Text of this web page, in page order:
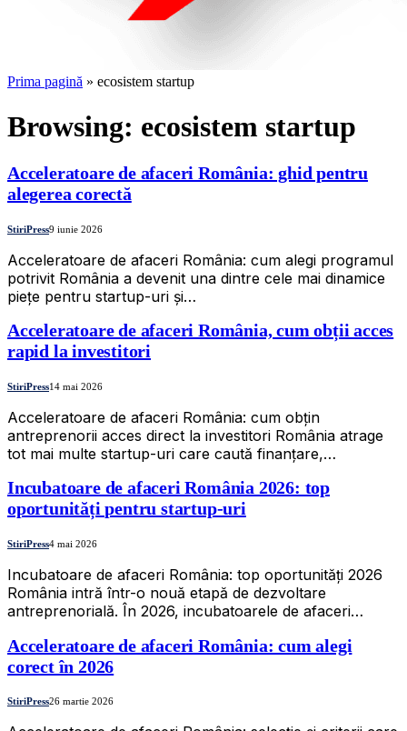
Prima pagină » ecosistem startup
Browsing: ecosistem startup
Acceleratoare de afaceri România: ghid pentru
alegerea corectă
StiriPress9 iunie 2026
Acceleratoare de afaceri România: cum alegi programul
potrivit România a devenit una dintre cele mai dinamice
piețe pentru startup-uri și…
Acceleratoare de afaceri România, cum obții acces
rapid la investitori
StiriPress14 mai 2026
Acceleratoare de afaceri România: cum obțin
antreprenorii acces direct la investitori România atrage
tot mai multe startup-uri care caută finanțare,…
Incubatoare de afaceri România 2026: top
oportunități pentru startup-uri
StiriPress4 mai 2026
Incubatoare de afaceri România: top oportunități 2026
România intră într-o nouă etapă de dezvoltare
antreprenorială. În 2026, incubatoarele de afaceri…
Acceleratoare de afaceri România: cum alegi
corect în 2026
StiriPress26 martie 2026